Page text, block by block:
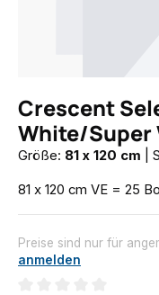
Crescent
White/Super
Größe: 81 x 120 cm
81 x 120 cm VE = 25
Preise sind nur für
anmelden